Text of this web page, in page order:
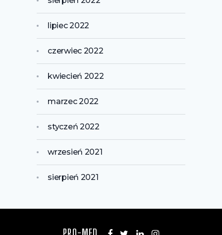
lipiec 2022
czerwiec 2022
kwiecień 2022
marzec 2022
styczeń 2022
wrzesień 2021
sierpień 2021